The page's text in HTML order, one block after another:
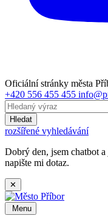
Oficiální stránky města
+420 556 455 455
Hledat
rozšířené vyhledávání
Dobrý den, jsem chatbot
napište mi dotaz.
✕
Menu